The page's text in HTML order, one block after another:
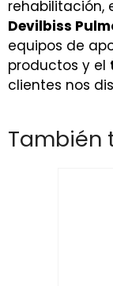
rehabilitación,
Devilbiss
equipos de
productos y el
clientes nos
También